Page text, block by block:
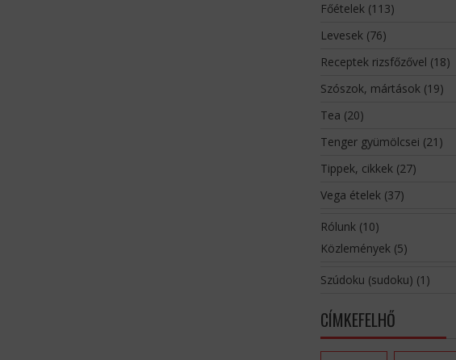
Főételek(113)
Levesek(76)
Receptek rizsfőzővel (18)
Szószok, mártások(19)
Tea (20)
Tenger gyümölcsei (21)
Tippek, cikkek(27)
Vega ételek(37)
Rólunk(10)
Közlemények(5)
Szúdoku (sudoku) (1)
CÍMKEFELHŐ